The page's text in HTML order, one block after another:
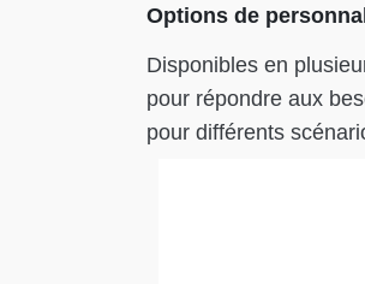
Options de
Disponibles en
pour répondre aux
pour différents